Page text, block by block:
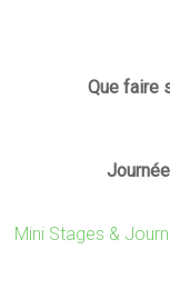
Que faire
Mini Stages &